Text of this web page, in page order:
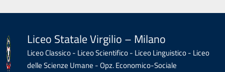
Liceo Statale Virgilio – Milano
Liceo Classico - Liceo Scientifico - Liceo Linguistico - Liceo
delle Scienze Umane - Opz. Economico-Sociale